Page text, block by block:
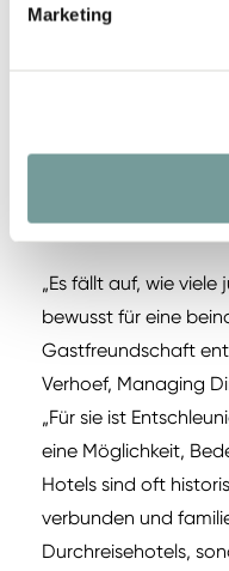
Marketing
Abkürzung immer
Aufmerksamkeit. Für
Bewegung kein
„Es fällt auf, wie
bewusst für eine
Gastfreundschaft
Verhoef, Managing
„Für sie ist
eine Möglichkeit,
Hotels sind oft
verbunden und
Durchreisehotels,